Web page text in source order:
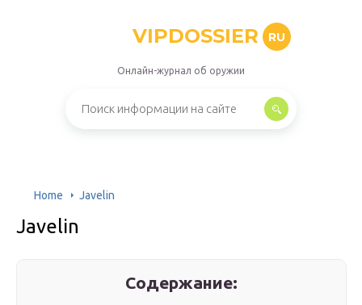
VIPDOSSIER RU
Онлайн-журнал об оружии
Home Javelin
Javelin
Содержание: